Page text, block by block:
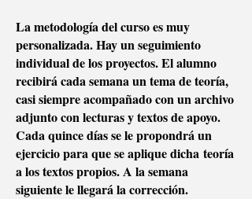
La metodología del curso es muy
personalizada. Hay un seguimiento
individual de los proyectos. El alumno
recibirá cada semana un tema de teoría,
casi siempre acompañado con un archivo
adjunto con lecturas y textos de apoyo.
Cada quince días se le propondrá un
ejercicio para que se aplique dicha teoría
a los textos propios. A la semana
siguiente le llegará la corrección.